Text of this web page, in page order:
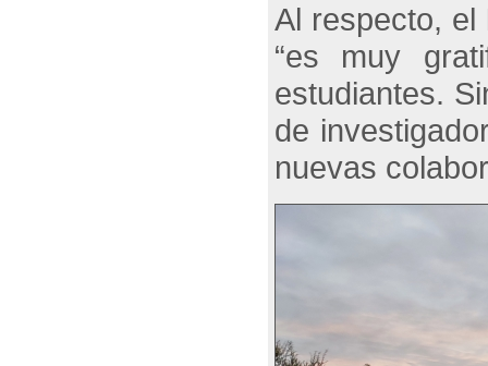
Al respecto, el
“es muy
estudiantes.
de
nuevas